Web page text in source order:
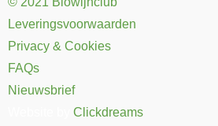
Leveringsvoorwaarden
Privacy & Cookies
FAQs
Nieuwsbrief
Clickdreams